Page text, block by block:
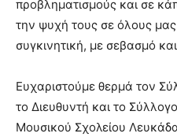
προβληματισμούς και σε
την ψυχή τους σε όλους
συγκινητική, με σεβασμό
Ευχαριστούμε θερμά τον
το Διευθυντή και το
Μουσικού Σχολείου